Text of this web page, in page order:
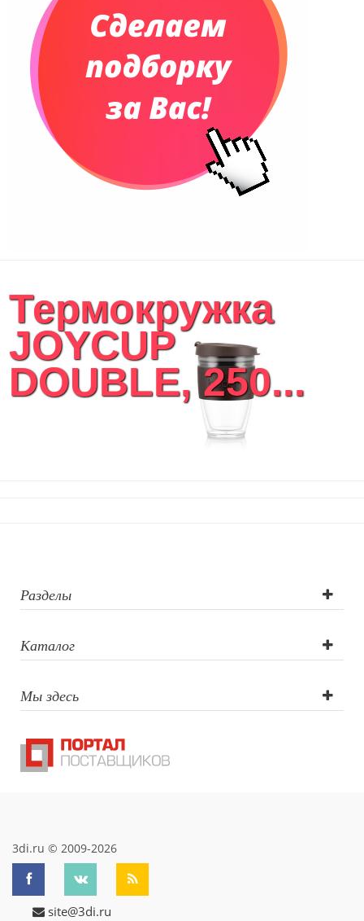
Термокружка
JOYCUP
DOUBLE, 250...
Разделы
Каталог
Мы здесь
3di.ru © 2009-2026
site@3di.ru